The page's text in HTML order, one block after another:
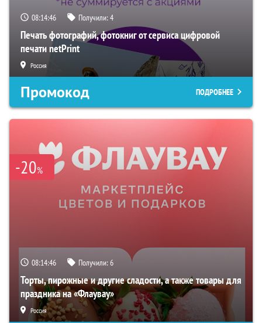
08:14:45 Получили:4
Печать фотографий, фотокниг от сервиса цифровой
печати netPrint
Россия
Промокод ПОДРОБНЕЕ
-20%
08:14:45 Получили:6
Торты, пирожные и другие сладости, а также товары для
праздника на «Флаувау»
Россия